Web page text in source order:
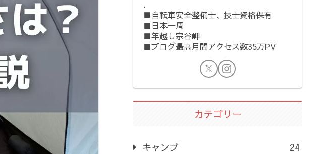
.
■自転車安全整備士、技士資格保有
■日本一周
■年越し宗谷岬
■ブログ最高月間アクセス数35万PV
カテゴリー
キャンプ 24